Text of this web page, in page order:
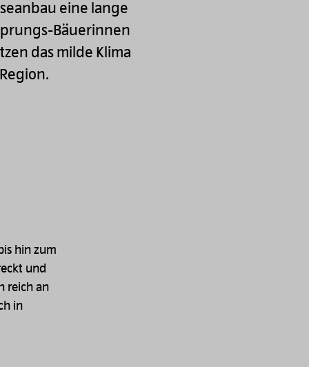
eine lange
Bäuerinnen
das milde Klima
hin zum
und
reich an
in